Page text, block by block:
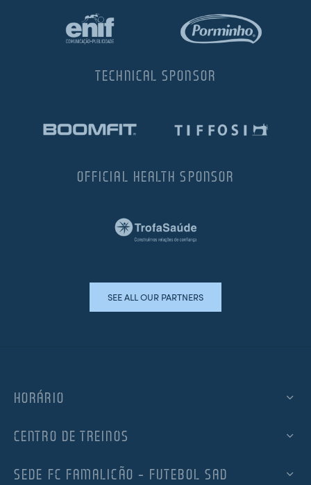
TECHNICAL SPONSOR
OFFICIAL HEALTH SPONSOR
SEE ALL OUR PARTNERS
HORÁRIO
CENTRO DE TREINOS
SEDE FC FAMALICÃO – FUTEBOL SAD